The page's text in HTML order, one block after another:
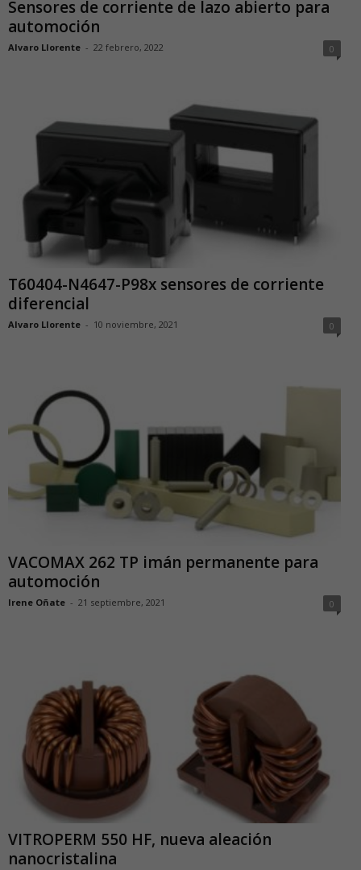
Sensores de corriente de lazo abierto para
automoción
Alvaro Llorente - 22 febrero, 2022 0
T60404-N4647-P98x sensores de corriente
diferencial
Alvaro Llorente - 10 noviembre, 2021 0
VACOMAX 262 TP imán permanente para
automoción
Irene Oñate - 21 septiembre, 2021 0
VITROPERM 550 HF, nueva aleación
nanocristalina